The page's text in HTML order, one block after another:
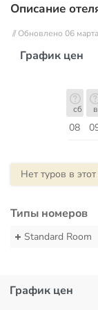
Описание
// Обновлено 06
График цен
08
сб
Нет туров в
Типы номеров
Standard Room
График цен